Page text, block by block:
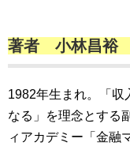
著者 小林昌裕
1982年生まれ。「収
なる」を理念とする
ィアカデミー「金融